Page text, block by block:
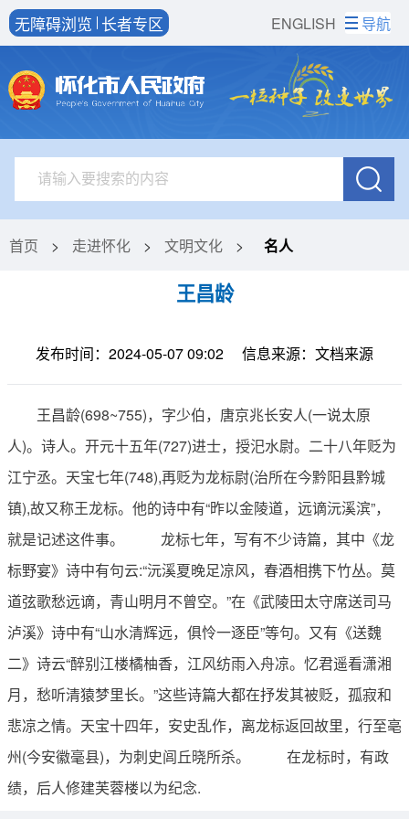
ENGLISH
无障碍浏览 长者专区 导航
首页 > 走进怀化 > 文明文化 > 名人
王昌龄
发布时间：2024-05-07 09:02 信息来源：文档来源
王昌龄(698~755)，字少伯，唐京兆长安人(一说太原
人)。诗人。开元十五年(727)进士，授汜水尉。二十八年贬为
江宁丞。天宝七年(748),再贬为龙标尉(治所在今黔阳县黔城
镇),故又称王龙标。他的诗中有“昨以金陵道，远谪沅溪滨”，
就是记述这件事。 龙标七年，写有不少诗篇，其中《龙
标野宴》诗中有句云:“沅溪夏晚足凉风，春酒相携下竹丛。莫
道弦歌愁远谪，青山明月不曾空。”在《武陵田太守席送司马
泸溪》诗中有“山水清辉远，俱怜一逐臣”等句。又有《送魏
二》诗云“醉别江楼橘柚香，江风纺雨入舟凉。忆君遥看潇湘
月，愁听清猿梦里长。”这些诗篇大都在抒发其被贬，孤寂和
悲凉之情。天宝十四年，安史乱作，离龙标返回故里，行至亳
州(今安徽毫县)，为刺史闾丘晓所杀。 在龙标时，有政
绩，后人修建芙蓉楼以为纪念.